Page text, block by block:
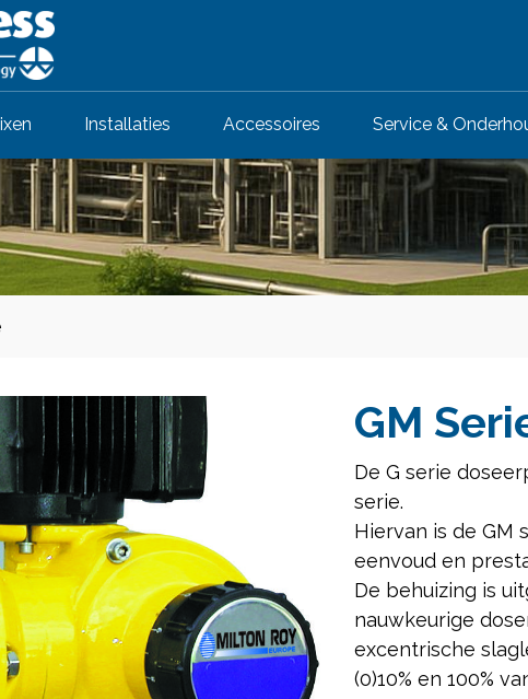
Installaties Accessoires Service &
GM
De G serie
serie.
Hiervan is de GM
eenvoud en
De behuizing is
nauwkeurige
excentrische
(0)10% en 100%